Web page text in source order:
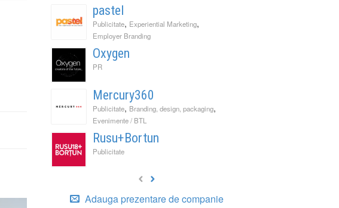
pastel
Publicitate, Experiential Marketing,
Employer Branding
Oxygen
PR
Mercury360
Publicitate, Branding, design, packaging,
Evenimente / BTL
Rusu+Bortun
Publicitate
Adauga prezentare de companie